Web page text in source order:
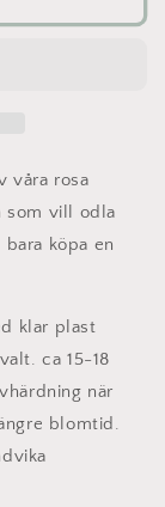
våra rosa
som vill odla
köpa en
klar plast
ca 15-18
när
blomtid.